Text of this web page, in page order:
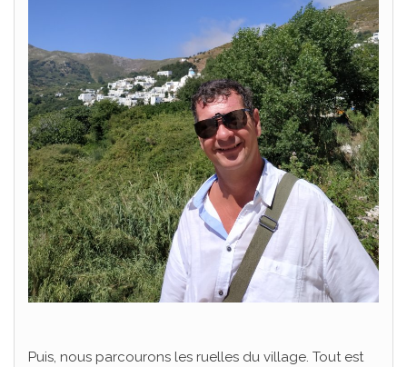
Puis, nous parcourons les ruelles du village. Tout est